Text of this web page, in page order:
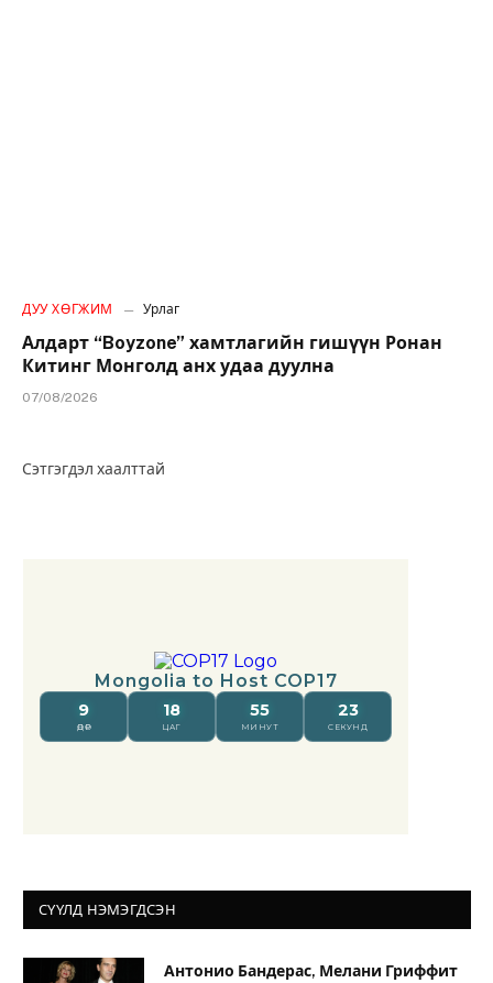
ДУУ ХӨГЖИМ Урлаг
Алдарт “Boyzone” хамтлагийн гишүүн Ронан
Китинг Монголд анх удаа дуулна
07/08/2026
Сэтгэгдэл хаалттай
СҮҮЛД НЭМЭГДСЭН
Антонио Бандерас, Мелани Гриффит